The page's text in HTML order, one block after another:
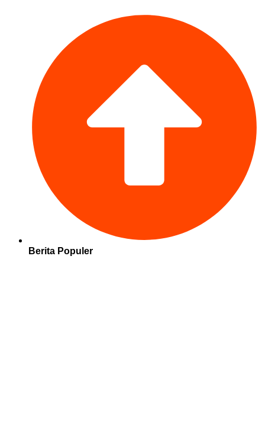
Berita Populer